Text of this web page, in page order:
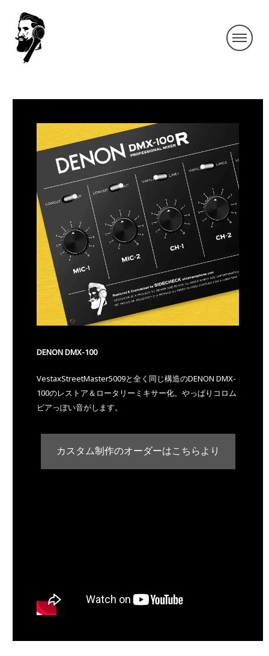
DENON DMX-100
VestaxStreetMaster5009と全く同じ構造のDENON DMX-
100のレストア＆ロータリーミキサー化。やっぱりコロム
ビアっぽい音がします。
カスタム制作のオーダーはこちらより